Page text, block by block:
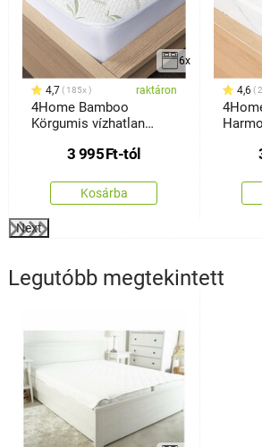
6x
4,7 185x raktáron
4Home Bamboo
Körgumis vízhatlan
3 995Ft-tól
Kosárba
4,6
Next
Legutóbb megtekintett